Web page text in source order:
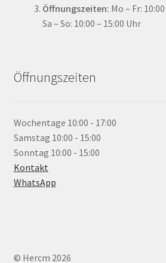
Öffnungszeiten: Mo – Fr:
Sa – So: 10:00 – 15:00 Uhr
Öffnungszeiten
Wochentage 10:00 - 17:00
Samstag 10:00 - 15:00
Sonntag 10:00 - 15:00
Kontakt
WhatsApp
© Hercm 2026